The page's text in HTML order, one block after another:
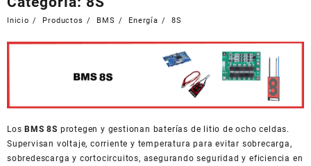
Inicio Productos BMS Energía 8S
LosBMS 8S protegen y gestionan baterías de litio de ocho celdas.
Supervisan voltaje, corriente y temperatura para evitar sobrecarga,
sobredescarga y cortocircuitos, asegurando seguridad y eficiencia en